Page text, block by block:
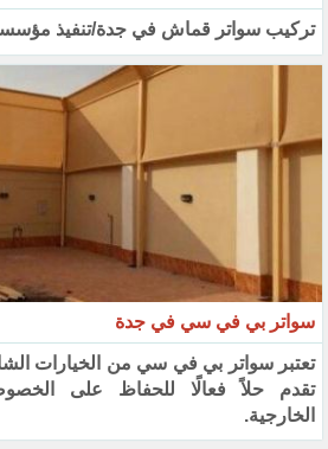
تركيب سواتر قماش في جدة/تنفيذ
سواتر بي في سي في جدة
تعتبر سواتر بي في سي من الخيارات
تقدم حلاً فعالًا للحفاظ على
الخارجية.